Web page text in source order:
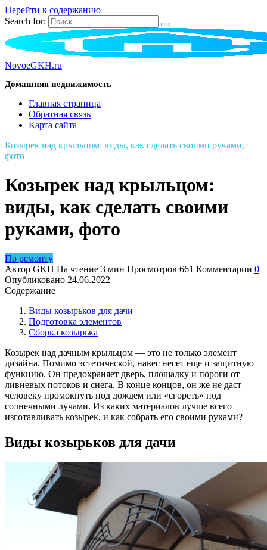
Перейти к содержанию
Search for:
NovoeGKH.ru
Домашняя недвижимость
Главная страница
Обратная связь
Карта сайта
Козырек над крыльцом: виды, как сделать своими руками,
фото
Козырек над крыльцом:
виды, как сделать своими
руками, фото
По ремонту
Автор GKH На чтение 3 мин Просмотров 661 Комментарии 0
Опубликовано 24.06.2022
Содержание
Виды козырьков для дачи
Подготовка элементов
Сборка козырька
Козырек над дачным крыльцом — это не только элемент
дизайна. Помимо эстетической, навес несет еще и защитную
функцию. Он предохраняет дверь, площадку и пороги от
ливневых потоков и снега. В конце концов, он же не даст
человеку промокнуть под дождем или «сгореть» под
солнечными лучами. Из каких материалов лучше всего
изготавливать козырек, и как собрать его своими руками?
Виды козырьков для дачи